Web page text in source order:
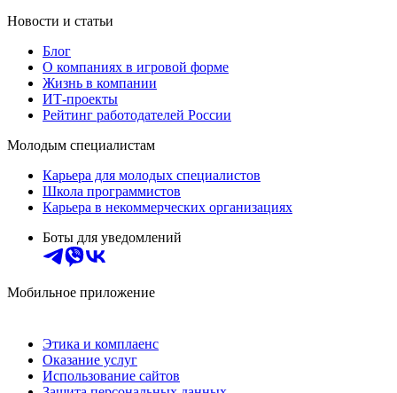
Новости и статьи
Блог
О компаниях в игровой форме
Жизнь в компании
ИТ-проекты
Рейтинг работодателей России
Молодым специалистам
Карьера для молодых специалистов
Школа программистов
Карьера в некоммерческих организациях
Боты для уведомлений
Мобильное приложение
Этика и комплаенс
Оказание услуг
Использование сайтов